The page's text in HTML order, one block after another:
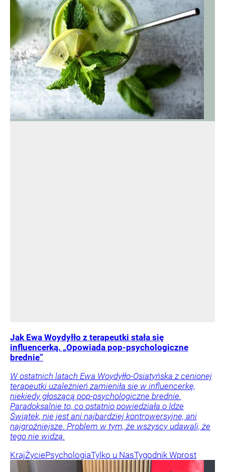
Jak Ewa Woydyłło z terapeutki stała się
influencerką. „Opowiada pop-psychologiczne
brednie”
W ostatnich latach Ewa Woydyłło-Osiatyńska z cenionej
terapeutki uzależnień zamieniła się w influencerkę,
niekiedy głoszącą pop-psychologiczne brednie.
Paradoksalnie to, co ostatnio powiedziała o Idze
Świątek, nie jest ani najbardziej kontrowersyjne, ani
najgroźniejsze. Problem w tym, że wszyscy udawali, że
tego nie widzą.
KrajŻyciePsychologiaTylko u NasTygodnik Wprost